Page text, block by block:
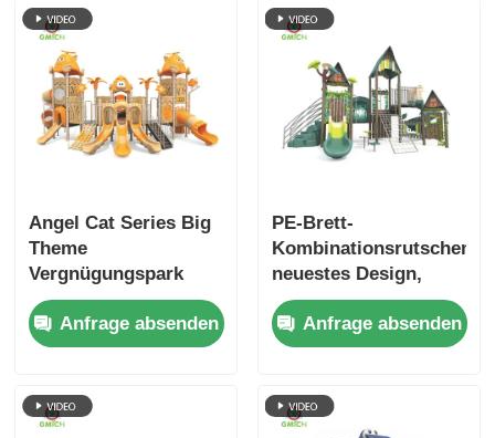
Angel Cat Series Big
Theme
Vergnügungspark
Outdoor-Spielplatz
für Kinder Neues
Design
Sets Spielzeug für
Kinder
Anfrage absenden
PE-Brett-
Kombinationsrutschen,
neuestes Design,
Vergnügungspark-
Spielgeräte, lustige
und langlebige
Kunststoffrutschen
direkt ab Werk
Anfrage absenden